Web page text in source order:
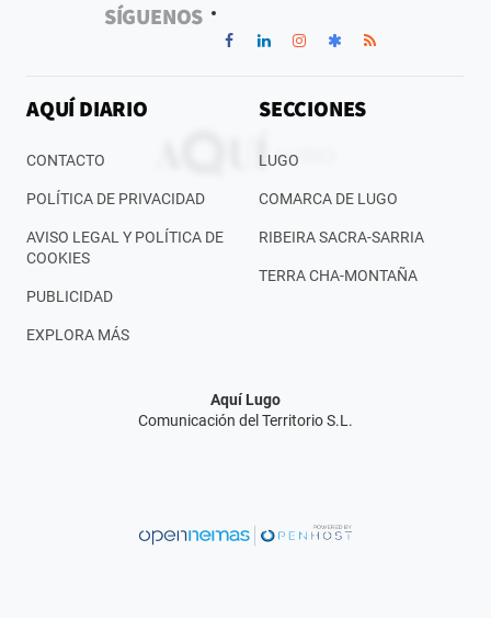
SÍGUENOS
AQUÍ DIARIO
CONTACTO
POLÍTICA DE PRIVACIDAD
AVISO LEGAL Y POLÍTICA DE
COOKIES
PUBLICIDAD
EXPLORA MÁS
SECCIONES
LUGO
COMARCA DE LUGO
RIBEIRA SACRA-SARRIA
TERRA CHA-MONTAÑA
Aquí Lugo
Comunicación del Territorio S.L.